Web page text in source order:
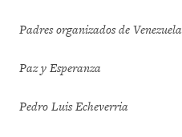
Padres organizados de Venezuela
Paz y Esperanza
Pedro Luis Echeverria